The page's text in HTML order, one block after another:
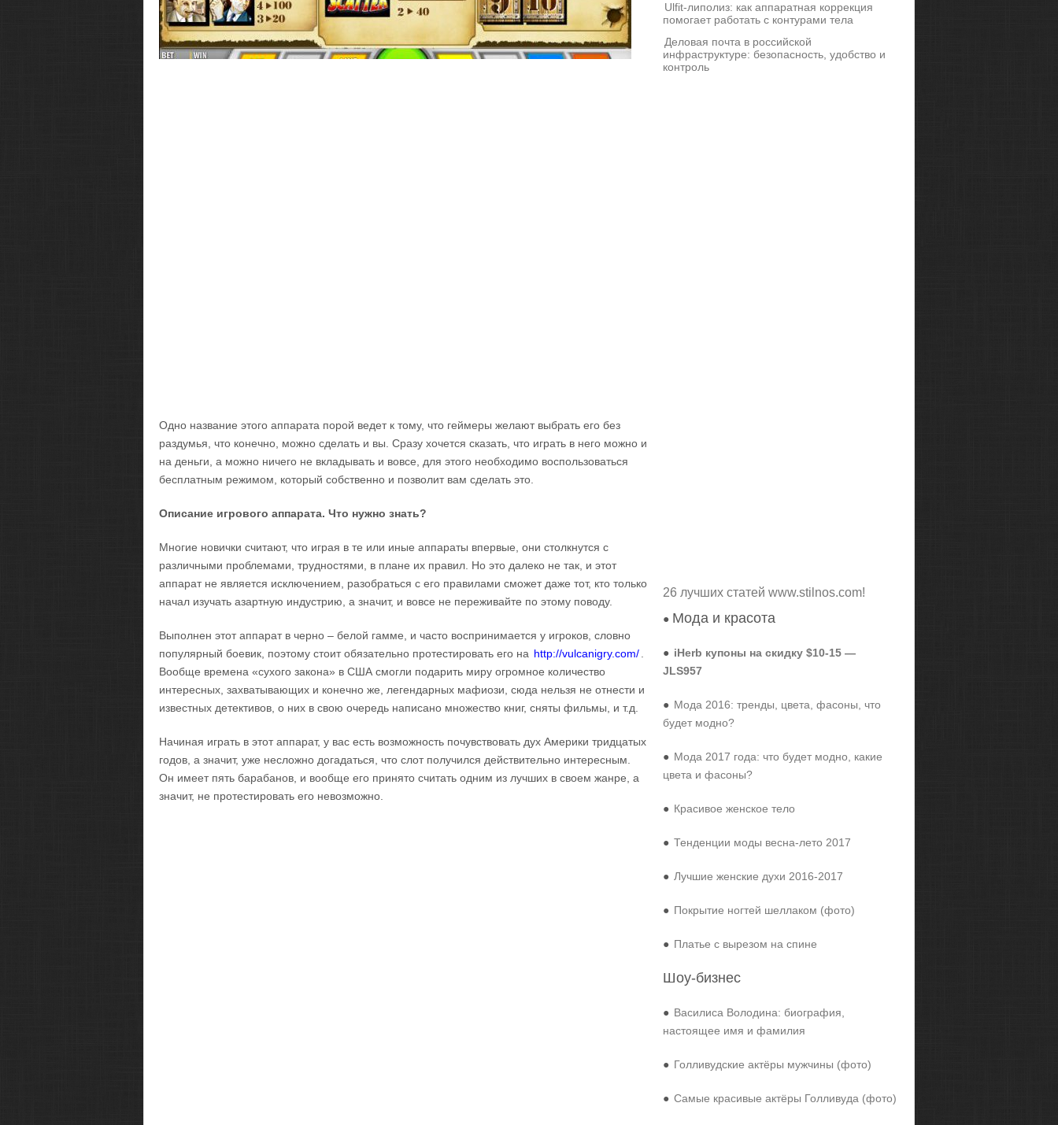
Одно название этого аппарата порой ведет к тому, что геймеры желают выбрать его без
раздумья, что конечно, можно сделать и вы. Сразу хочется сказать, что играть в него можно и
на деньги, а можно ничего не вкладывать и вовсе, для этого необходимо воспользоваться
бесплатным режимом, который собственно и позволит вам сделать это.
Описание игрового аппарата. Что нужно знать?
Многие новички считают, что играя в те или иные аппараты впервые, они столкнутся с
различными проблемами, трудностями, в плане их правил. Но это далеко не так, и этот
аппарат не является исключением, разобраться с его правилами сможет даже тот, кто только
начал изучать азартную индустрию, а значит, и вовсе не переживайте по этому поводу.
Выполнен этот аппарат в черно – белой гамме, и часто воспринимается у игроков, словно
популярный боевик, поэтому стоит обязательно протестировать его на http://vulcanigry.com/
Вообще времена «сухого закона» в США смогли подарить миру огромное количество
интересных, захватывающих и конечно же, легендарных мафиози, сюда нельзя не отнести и
известных детективов, о них в свою очередь написано множество книг, сняты фильмы, и т.д.
Начиная играть в этот аппарат, у вас есть возможность почувствовать дух Америки тридцатых
годов, а значит, уже несложно догадаться, что слот получился действительно интересным.
Он имеет пять барабанов, и вообще его принято считать одним из лучших в своем жанре, а
значит, не протестировать его невозможно.
Ulfit-липолиз: как аппаратная коррекция
помогает работать с контурами тела
Деловая почта в российской
инфраструктуре: безопасность, удобство и
контроль
26 лучших статей www.stilnos.com!
● Мода и красота
● iHerb купоны на скидку $10-15 —
JLS957
● Мода 2016: тренды, цвета, фасоны, что
будет модно?
● Мода 2017 года: что будет модно, какие
цвета и фасоны?
● Красивое женское тело
● Тенденции моды весна-лето 2017
● Лучшие женские духи 2016-2017
● Покрытие ногтей шеллаком (фото)
● Платье с вырезом на спине
Шоу-бизнес
● Василиса Володина: биография,
настоящее имя и фамилия
● Голливудские актёры мужчины (фото)
● Самые красивые актёры Голливуда (фото)